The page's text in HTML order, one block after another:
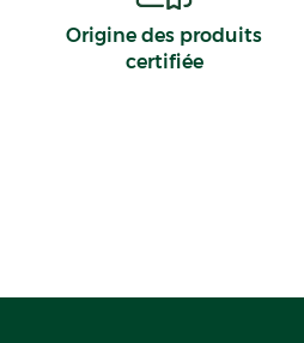
Origine des produits
certifiée